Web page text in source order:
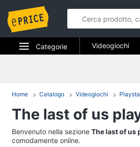
Categorie
Telefonia
Tv e Home Cinema
Videogiochi
Home Catalogo Videogiochi
The last of us
Benvenuto nella sezione The last of us
comodamente online.